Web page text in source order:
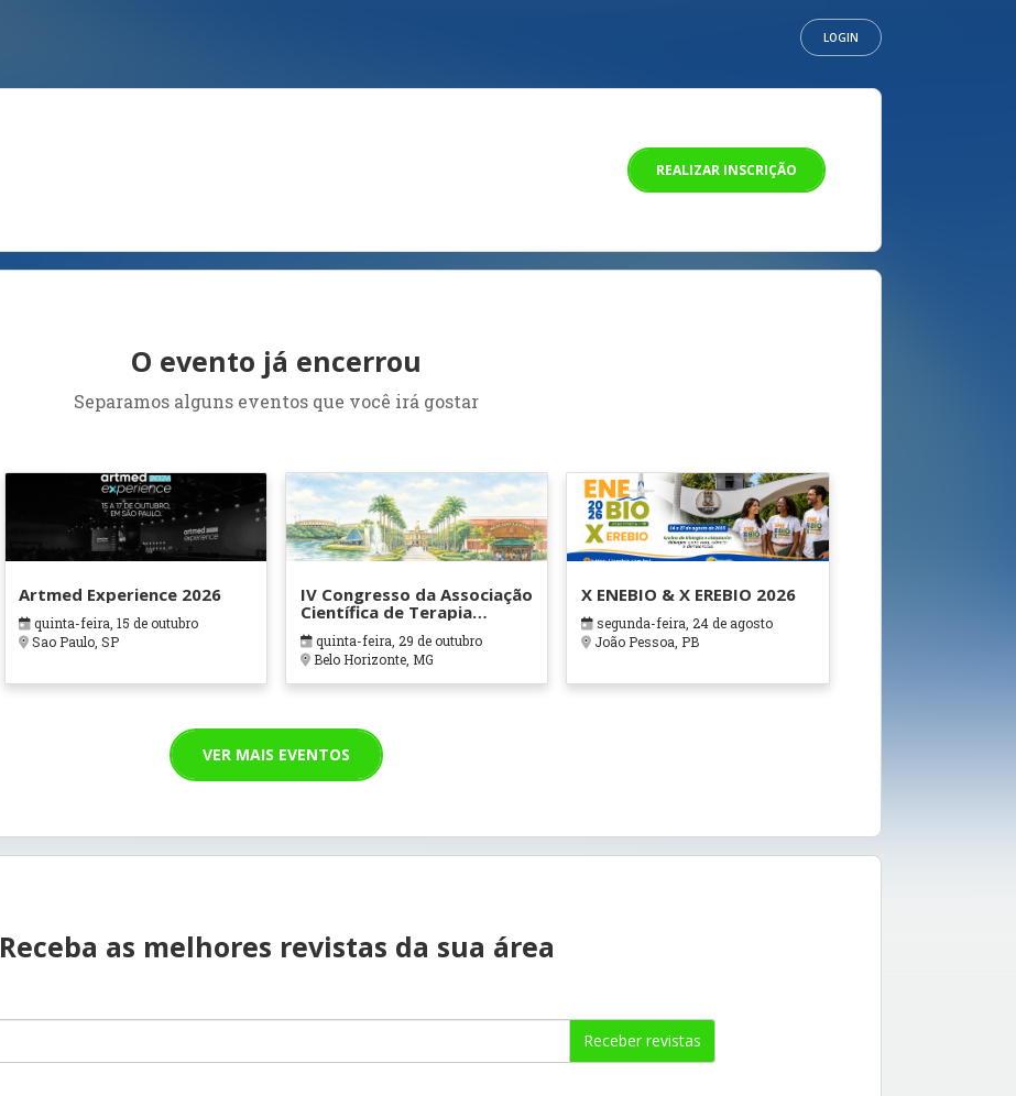
LOGIN
REALIZAR INSCRIÇÃO
O evento já encerrou
Separamos alguns eventos que você irá gostar
Artmed Experience 2026
quinta-feira, 15 de outubro
Sao Paulo, SP
IV Congresso da Associação
Científica de Terapia
Ocupacional em Contextos
Hospitalares e Cuidados
Paliativos - ATOHOSP
quinta-feira, 29 de outubro
Belo Horizonte, MG
X ENEBIO & X EREBIO 2026
segunda-feira, 24 de agosto
João Pessoa, PB
VER MAIS EVENTOS
Receba as melhores revistas da sua área
Receber revistas